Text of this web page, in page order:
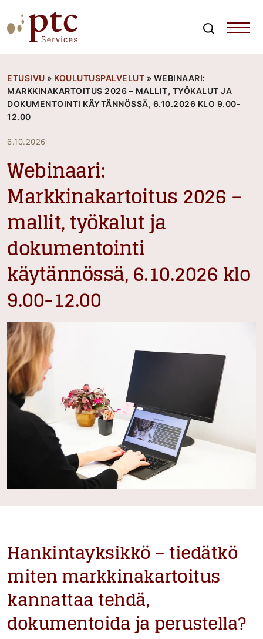
to
content
ETUSIVU » KOULUTUSPALVELUT » WEBINAARI:
MARKKINAKARTOITUS 2026 – MALLIT, TYÖKALUT JA
DOKUMENTOINTI KÄYTÄNNÖSSÄ, 6.10.2026 KLO 9.00-
12.00
6.10.2026
Webinaari:
Markkinakartoitus 2026 –
mallit, työkalut ja
dokumentointi
käytännössä, 6.10.2026 klo
9.00-12.00
Hankintayksikkö – tiedätkö
miten markkinakartoitus
kannattaa tehdä,
dokumentoida ja perustella?